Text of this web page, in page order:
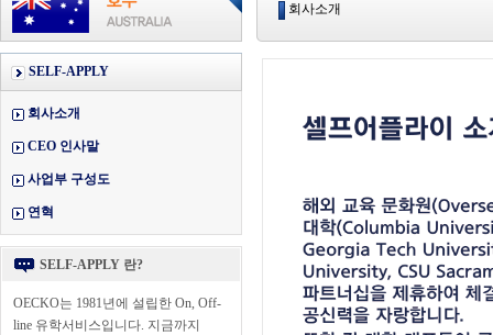
SELF-APPLY
회사소개
CEO 인사말
사업부 구성도
연혁
SELF-APPLY 란?
OECKO는 1981년에 설립한 On, Off-
line 유학서비스입니다. 지금까지
회사소개